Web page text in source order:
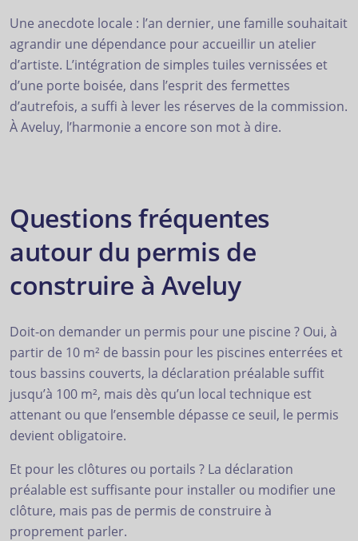
Une anecdote locale : l’an dernier, une famille souhaitait
agrandir une dépendance pour accueillir un atelier
d’artiste. L’intégration de simples tuiles vernissées et
d’une porte boisée, dans l’esprit des fermettes
d’autrefois, a suffi à lever les réserves de la commission.
À Aveluy, l’harmonie a encore son mot à dire.
Questions fréquentes
autour du permis de
construire à Aveluy
Doit-on demander un permis pour une piscine ? Oui, à
partir de 10 m² de bassin pour les piscines enterrées et
tous bassins couverts, la déclaration préalable suffit
jusqu’à 100 m², mais dès qu’un local technique est
attenant ou que l’ensemble dépasse ce seuil, le permis
devient obligatoire.
Et pour les clôtures ou portails ? La déclaration
préalable est suffisante pour installer ou modifier une
clôture, mais pas de permis de construire à
proprement parler.